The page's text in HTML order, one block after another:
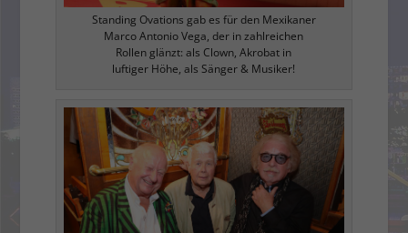
Standing Ovations gab es für den Mexikaner
Marco Antonio Vega, der in zahlreichen
Rollen glänzt: als Clown, Akrobat in
luftiger Höhe, als Sänger & Musiker!